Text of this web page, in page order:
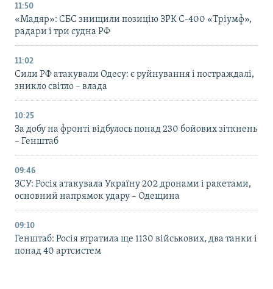
11:50
«Мадяр»: СБС знищили позицію ЗРК С-400 «Тріумф»,
радари і три судна РФ
11:02
Сили РФ атакували Одесу: є руйнування і постраждалі,
зникло світло – влада
10:25
За добу на фронті відбулось понад 230 бойових зіткнень
– Генштаб
09:46
ЗСУ: Росія атакувала Україну 202 дронами і ракетами,
основний напрямок удару – Одещина
09:10
Генштаб: Росія втратила ще 1130 військових, два танки і
понад 40 артсистем